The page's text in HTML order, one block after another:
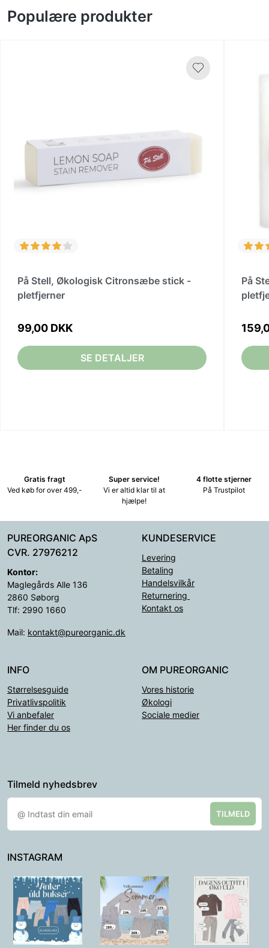
Populære produkter
På Stell, Økologisk Citronsæbe stick -
pletfjerner
99,00 DKK
SE DETALJER
På
Gratis fragt
Ved køb for over 499,-
Super service!
Vi er altid klar til at
hjælpe!
4 flotte stjerner
På Trustpilot
PUREORGANIC ApS
CVR. 27976212
Kontor:
Maglegårds Alle 136
2860 Søborg
Tlf: 2990 1660
Mail: kontakt@pureorganic.dk
KUNDESERVICE
Levering
Betaling
Handelsvilkår
Returnering
Kontakt os
INFO
Størrelsesguide
Privatlivspolitik
Vi anbefaler
Her finder du os
OM PUREORGANIC
Vores historie
Økologi
Sociale medier
Tilmeld nyhedsbrev
TILMELD
INSTAGRAM